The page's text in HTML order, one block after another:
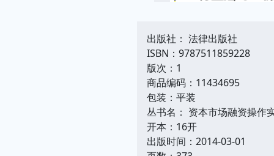
出版社： 法律出版社
ISBN：9787511859228
版次：1
商品编码：11434695
包装：平装
丛书名： 资本市场融资操作
开本：16开
出版时间：2014-03-01